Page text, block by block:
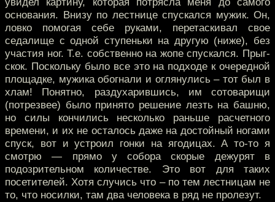
основания. Внизу по лестнице спускался мужик. Он,
ловко помогая себе руками, перетаскивал свое
седалище с одной ступеньки на другую (ниже), без
участия ног. Т.е. собственно на жопе спускался. Прыг-
скок. Поскольку было все это на подходе к очередной
площадке, мужика обогнали и оглянулись – тот был в
хлам! Понятно, раздухарившись, им сотоварищи
(потрезвее) было принято решение лезть на башню,
но силы кончились несколько раньше расчетного
времени, и их не осталось даже на достойный ногами
спуск, вот и устроил гонки на ягодицах. А то-то я
смотрю — прямо у собора скорые дежурят в
подозрительном количестве. Это вот для таких
посетителей. Хотя случись что – по тем лестницам не
то, что носилки, там два человека в ряд не пролезут.